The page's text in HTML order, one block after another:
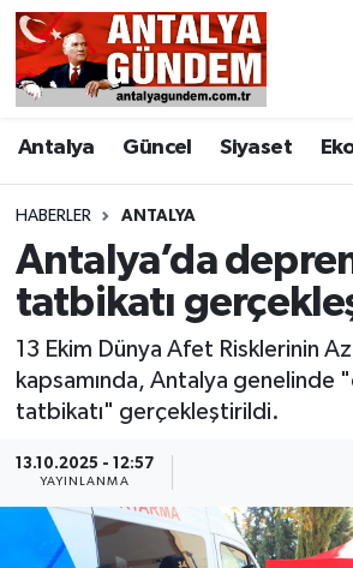
Antalya Güncel Siyaset
HABERLER ANTALYA
Antalya’da
tatbikatı
13 Ekim Dünya Afet Risklerinin
kapsamında, Antalya genelinde
tatbikatı" gerçekleştirildi.
13.10.2025 - 12:57
YAYINLANMA
Antalya
Asayiş
Bilim & Teknoloji
Bölge
EĞİTİM
Ekonomi
Genel
Görüntülü Haber
Antalya Nöbetçi Eczaneler
Antalya Hava Durumu
Antalya Namaz Vakitleri
Antalya Trafik Yoğunluk
Süper Lig Puan Durumu ve
Tüm Manşetler
Son Dakika Haberleri
Haber Arşivi